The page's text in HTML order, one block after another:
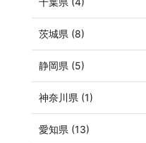
茨城県 (8)
静岡県 (5)
神奈川県 (1)
愛知県 (13)